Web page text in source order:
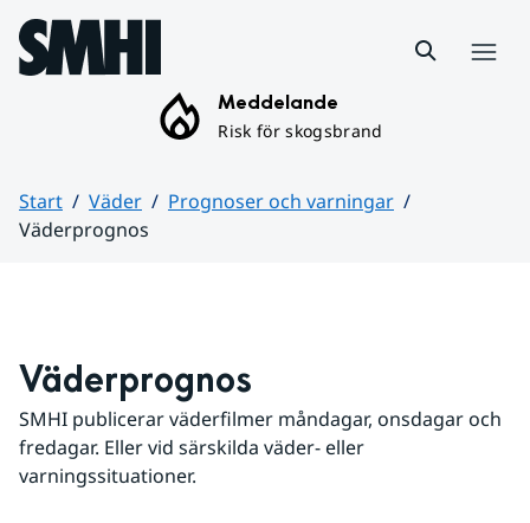
Hoppa till sidans innehåll
Meddelande
Risk för skogsbrand
Start Väder
Prognoser och varningar
Väderprognos
Väderprognos
SMHI publicerar väderfilmer måndagar, onsdagar och
fredagar. Eller vid särskilda väder- eller
varningssituationer.